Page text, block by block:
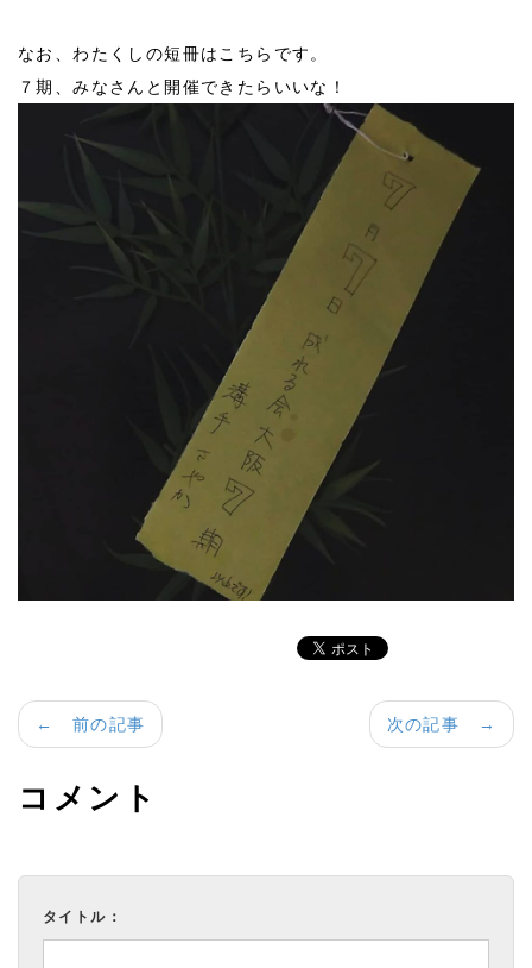
なお、わたくしの短冊はこちらです。
７期、みなさんと開催できたらいいな！
次の記事 →
← 前の記事
コメント
タイトル：